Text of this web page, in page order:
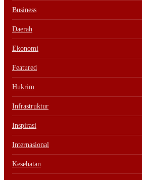
Business
Daerah
Ekonomi
Featured
Hukrim
Infrastruktur
Inspirasi
Internasional
Kesehatan